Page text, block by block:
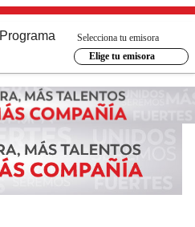
Programa
Selecciona tu emisora
Elige tu emisora